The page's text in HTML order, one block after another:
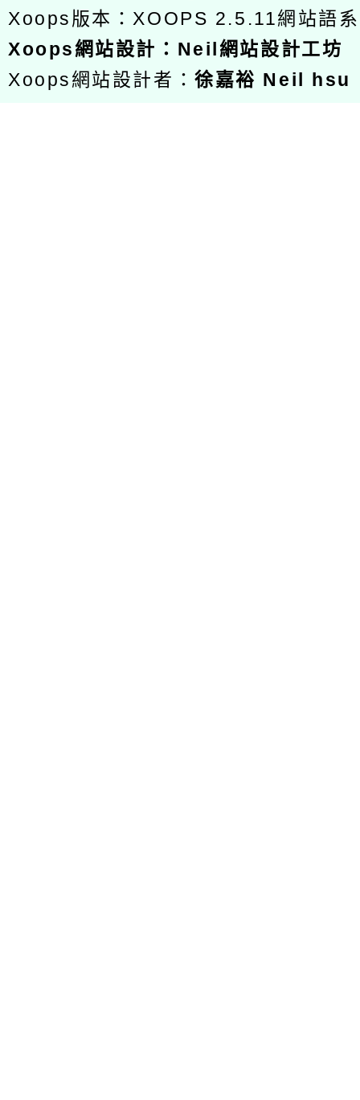
Xoops版本：XOOPS 2.5.11網站語
Xoops網站設計 ： Neil網站設計工坊
Xoops網站設計者：徐嘉裕 Neil hsu